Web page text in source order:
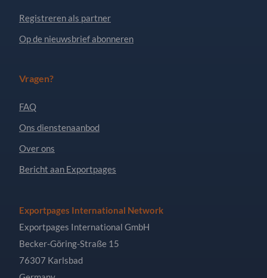
Registreren als partner
Op de nieuwsbrief abonneren
Vragen?
FAQ
Ons dienstenaanbod
Over ons
Bericht aan Exportpages
Exportpages International Network
Exportpages International GmbH
Becker-Göring-Straße 15
76307 Karlsbad